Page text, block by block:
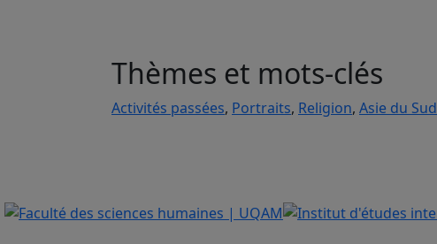
Thèmes et mots-clés
Activités passées, Portraits, Religion, Asie du Sud